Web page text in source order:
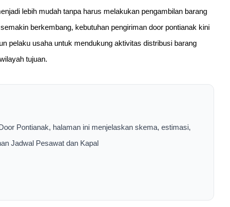
lebih mudah tanpa harus melakukan pengambilan barang
berkembang, kebutuhan pengiriman door pontianak kini
pelaku usaha untuk mendukung aktivitas distribusi barang
tujuan.
Pontianak, halaman ini menjelaskan skema, estimasi,
Jadwal Pesawat dan Kapal